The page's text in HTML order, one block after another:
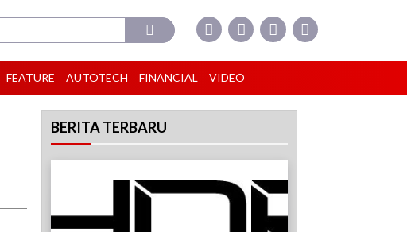
FEATURE AUTOTECH FINANCIAL VIDEO
BERITA TERBARU